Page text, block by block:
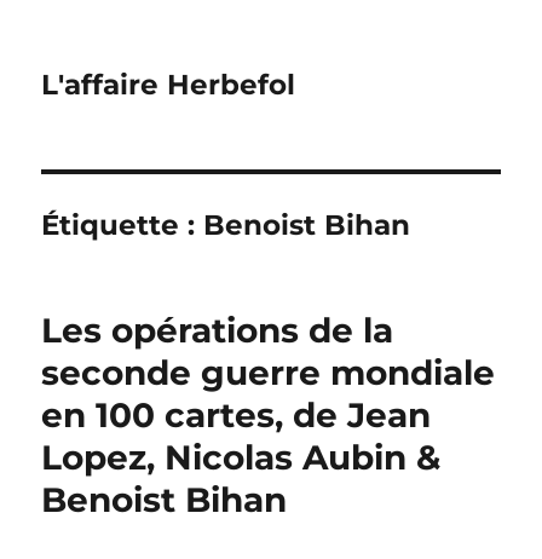
L'affaire Herbefol
Étiquette : Benoist Bihan
Les opérations de la
seconde guerre mondiale
en 100 cartes, de Jean
Lopez, Nicolas Aubin &
Benoist Bihan